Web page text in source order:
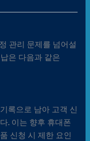
관리 문제를 넘어설
은 다음과 같은
록으로 남아 고객 신
. 이는 향후 휴대폰
신청 시 제한 요인